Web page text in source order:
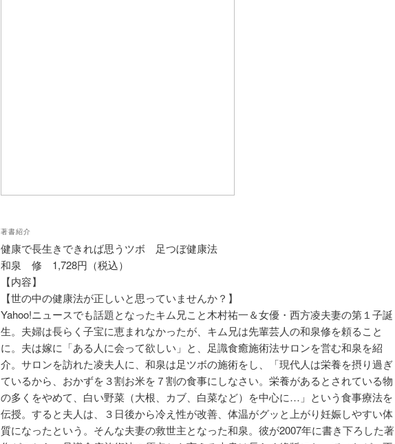
著書紹介
健康で長生きできれば思うツボ 足つぼ健康法
和泉 修 1,728円（税込）
【内容】
【世の中の健康法が正しいと思っていませんか？】
Yahoo!ニュースでも話題となったキム兄こと木村祐一＆女優・西方凌夫妻の第１子誕
生。夫婦は長らく子宝に恵まれなかったが、キム兄は先輩芸人の和泉修を頼ること
に。夫は嫁に「ある人に会って欲しい」と、足識食癒施術法サロンを営む和泉を紹
介。サロンを訪れた凌夫人に、和泉は足ツボの施術をし、「現代人は栄養を摂り過ぎ
ているから、おかずを３割お米を７割の食事にしなさい。栄養があるとされている物
の多くをやめて、白い野菜（大根、カブ、白菜など）を中心に…」という食事療法を
伝授。すると夫人は、３日後から冷え性が改善、体温がグッと上がり妊娠しやすい体
質になったという。そんな夫妻の救世主となった和泉。彼が2007年に書き下ろした著